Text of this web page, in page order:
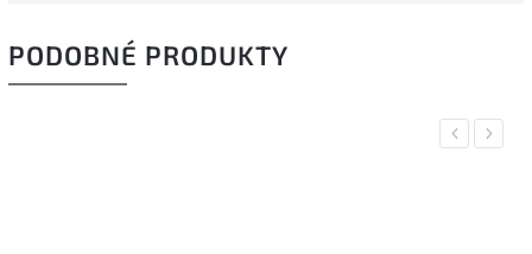
PODOBNÉ PRODUKTY
Previous
Next